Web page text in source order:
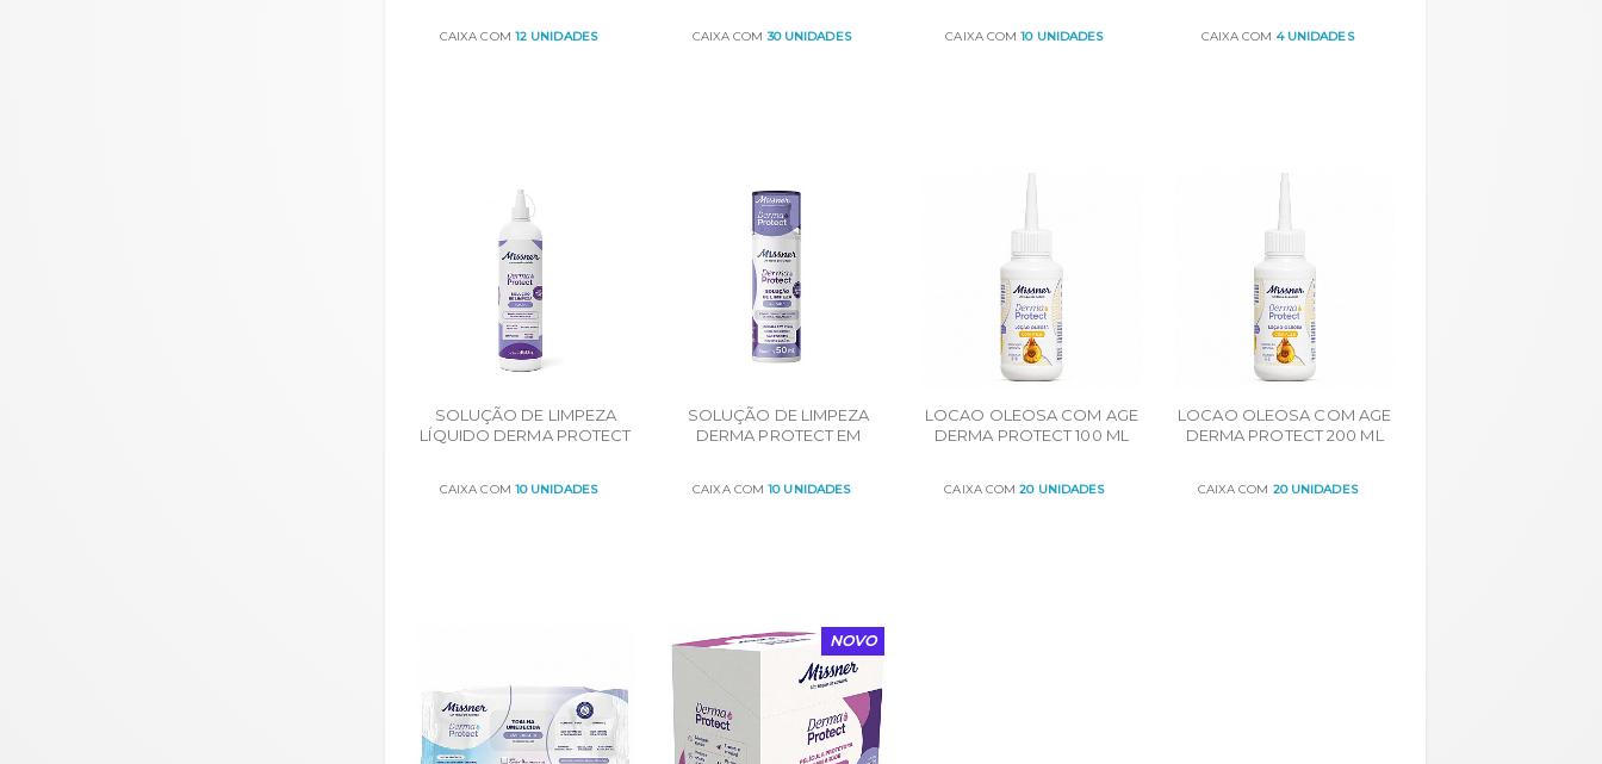
CAIXA COM 12 UNIDADES CAIXA COM 30 UNIDADES CAIXA COM 10 UNIDADES
1UN CURATIVO LÍQUIDO
CAIXA COM 4 UNIDADES
SOLUÇÃO DE LIMPEZA
LÍQUIDO DERMA PROTECT
CAIXA COM 10 UNIDADES
SOLUÇÃO DE LIMPEZA
DERMA PROTECT EM
CAIXA COM 10 UNIDADES
LOCAO OLEOSA COM AGE
DERMA PROTECT 100 ML
CAIXA COM 20 UNIDADES
LOCAO OLEOSA COM AGE
DERMA PROTECT 200 ML
CAIXA COM 20 UNIDADES
NOVO